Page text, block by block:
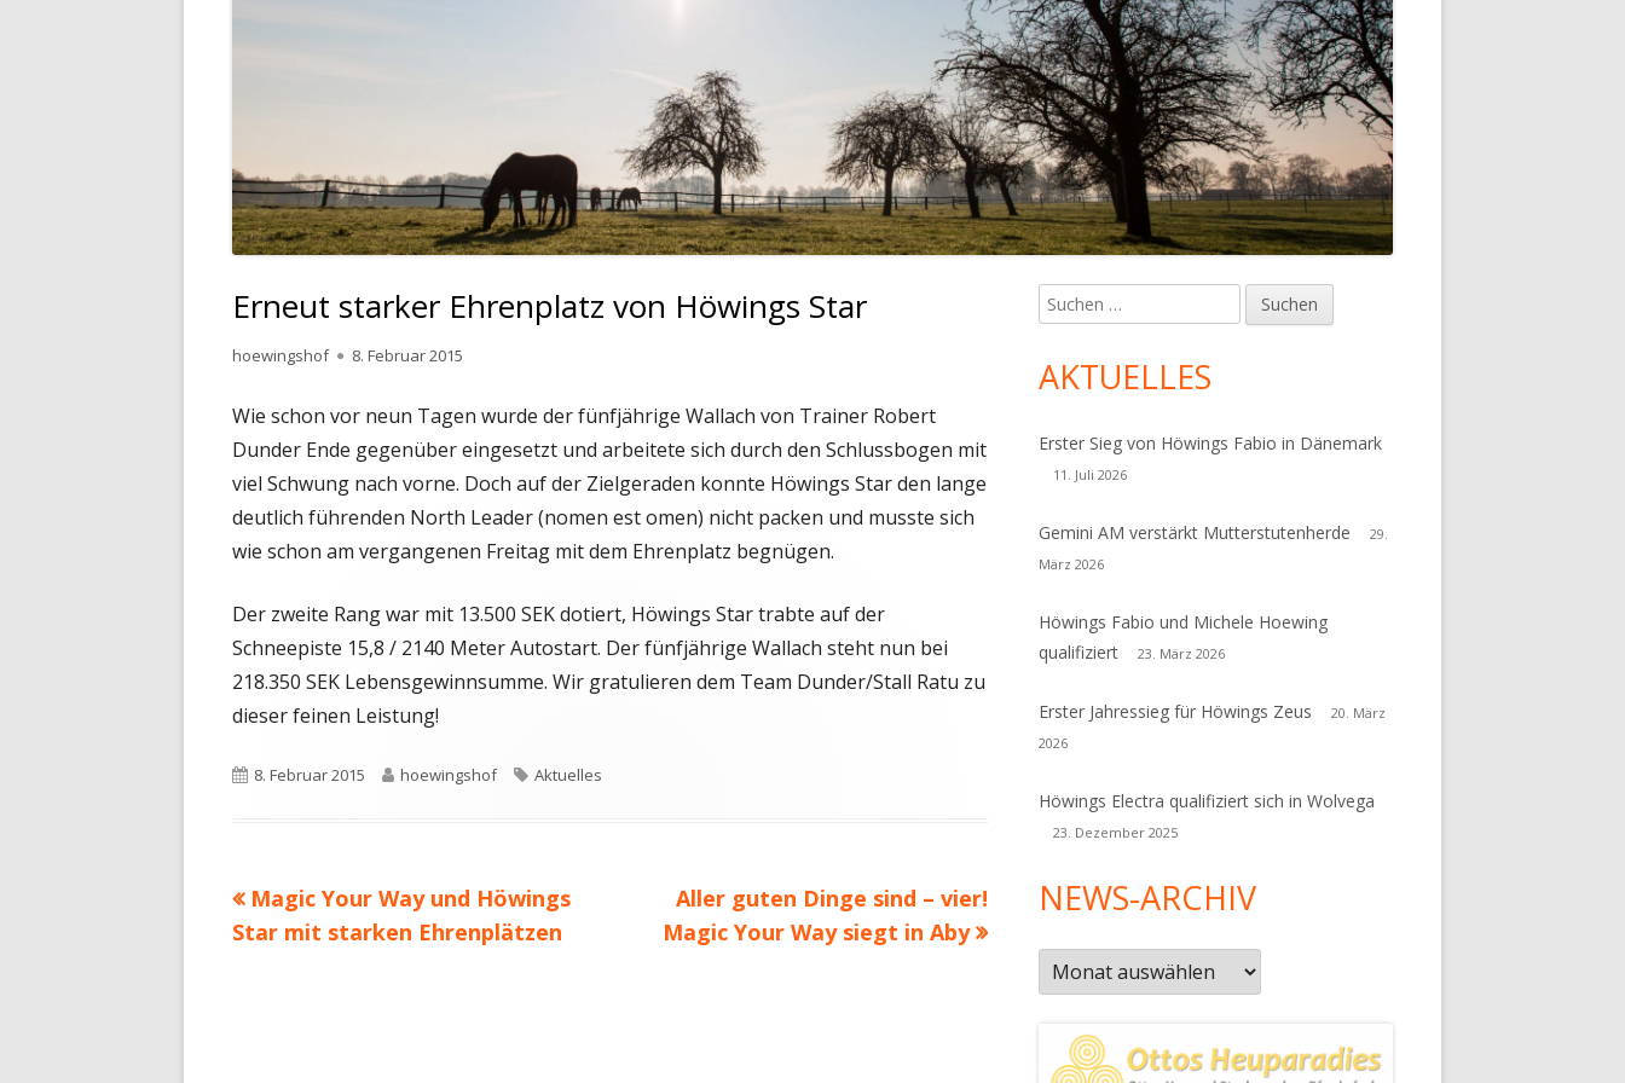
Erneut starker Ehrenplatz von Höwings Star
Autor
hoewingshof
Veröffentlicht
8. Februar 2015
Wie schon vor neun Tagen wurde der fünfjährige Wallach von Trainer Robert
Dunder Ende gegenüber eingesetzt und arbeitete sich durch den Schlussbogen mit
viel Schwung nach vorne. Doch auf der Zielgeraden konnte Höwings Star den lange
deutlich führenden North Leader (nomen est omen) nicht packen und musste sich
wie schon am vergangenen Freitag mit dem Ehrenplatz begnügen.
Der zweite Rang war mit 13.500 SEK dotiert, Höwings Star trabte auf der
Schneepiste 15,8 / 2140 Meter Autostart. Der fünfjährige Wallach steht nun bei
218.350 SEK Lebensgewinnsumme. Wir gratulieren dem Team Dunder/Stall Ratu zu
dieser feinen Leistung!
Veröffentlicht
8. Februar 2015 Autor
hoewingshof Schlagwörter
Aktuelles
Beitragsnavigation
Vorheriger
Beitrag:
Magic Your Way und Höwings
Star mit starken Ehrenplätzen
Nächster
Beitrag
Aller guten Dinge sind – vier!
Magic Your Way siegt in Aby
Haupt-
Seitenleiste
Suchen
nach:
AKTUELLES
Erster Sieg von Höwings Fabio in Dänemark
11. Juli 2026
Gemini AM verstärkt Mutterstutenherde
29.
März 2026
Höwings Fabio und Michele Hoewing
qualifiziert
23. März 2026
Erster Jahressieg für Höwings Zeus
20. März
2026
Höwings Electra qualifiziert sich in Wolvega
23. Dezember 2025
NEWS-ARCHIV
News-
Archiv